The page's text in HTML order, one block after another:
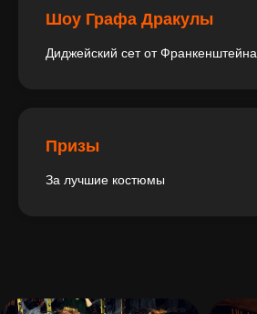
Шоу Графа Дракулы
Диджейский сет от Франкенштейна
Призы
За лучшие костюмы